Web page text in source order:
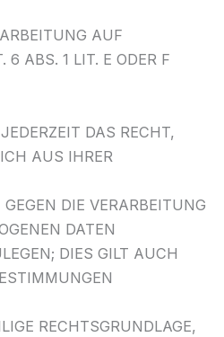
AUF
6 ABS. 1 LIT. E ODER F
DAS RECHT,
AUS IHRER
DIE VERARBEITUNG
DATEN
DIES GILT AUCH
RECHTSGRUNDLAGE,